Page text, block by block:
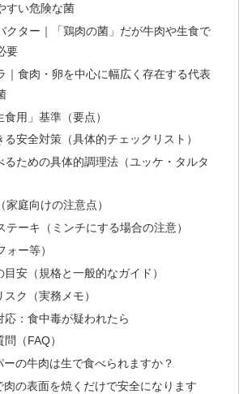
すい危険な菌
クター｜「鶏肉の菌」だが牛肉や生食で
要
｜食肉・卵を中心に幅広く存在する代表
用」基準（要点）
安全対策（具体的チェックリスト）
るための具体的調理法（ユッケ・タルタ
家庭向けの注意点）
テーキ（ミンチにする場合の注意）
ー等）
安（規格と一般的なガイド）
ク（実務メモ）
応：食中毒が疑われたら
（FAQ）
ーの牛肉は生で食べられますか？
肉の表面を焼くだけで安全になります